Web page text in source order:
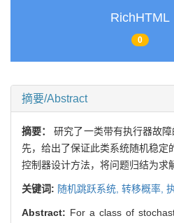
RichHTML
0
摘要/Abstract
摘要：研究了一类带有执行器故
先，给出了保证此类系统随机稳定
控制器设计方法，将问题归结为求
关键词: 随机跳跃系统, 转移概率,
Abstract: For a class of